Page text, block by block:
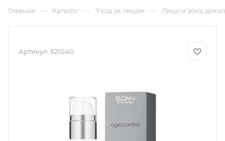
Главная — Каталог — Уход за лицом — Лицо и зона
Артикул: 621040